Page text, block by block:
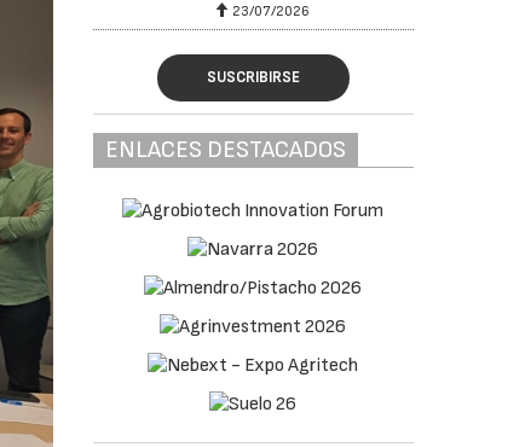
23/07/2026
SUSCRIBIRSE
ENLACES DESTACADOS